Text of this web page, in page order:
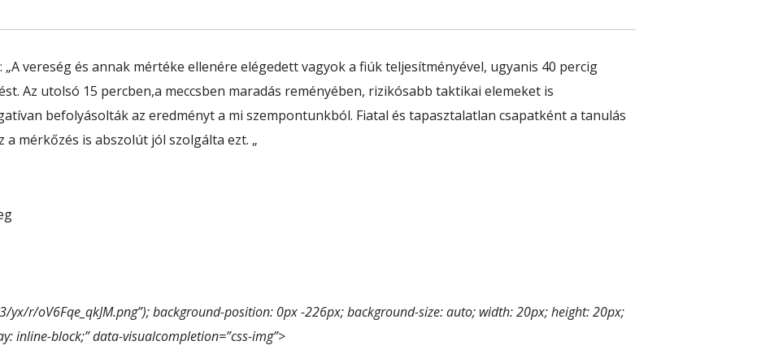
vereség és annak mértéke ellenére elégedett vagyok a fiúk teljesítményével, ugyanis 40 percig
Az utolsó 15 percben,a meccsben maradás reményében, rizikósabb taktikai elemeket is
befolyásolták az eredményt a mi szempontunkból. Fiatal és tapasztalatlan csapatként a tanulás
a mérkőzés is abszolút jól szolgálta ezt. „
r/oV6Fqe_qkJM.png”); background-position: 0px -226px; background-size: auto; width: 20px; height: 20px;
inline-block;” data-visualcompletion=”css-img”>